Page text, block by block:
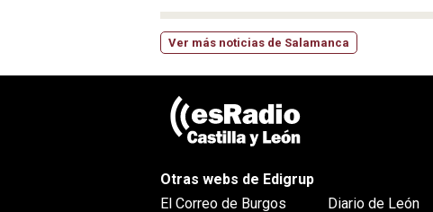
Ver más noticias de Salamanca
Otras webs de Edigrup
El Correo de Burgos
Diario de León